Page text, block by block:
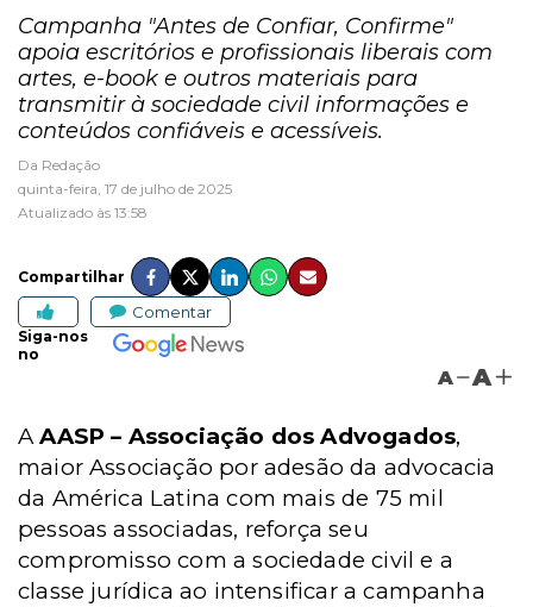
Campanha "Antes de Confiar, Confirme"
apoia escritórios e profissionais liberais com
artes, e-book e outros materiais para
transmitir à sociedade civil informações e
conteúdos confiáveis e acessíveis.
Da Redação
quinta-feira, 17 de julho de 2025
Atualizado às 13:58
Compartilhar
Comentar
Siga-nos
no
A A
AAASP – Associação dos Advogados,
maior Associação por adesão da advocacia
da América Latina com mais de 75 mil
pessoas associadas, reforça seu
compromisso com a sociedade civil e a
classe jurídica ao intensificar a campanha